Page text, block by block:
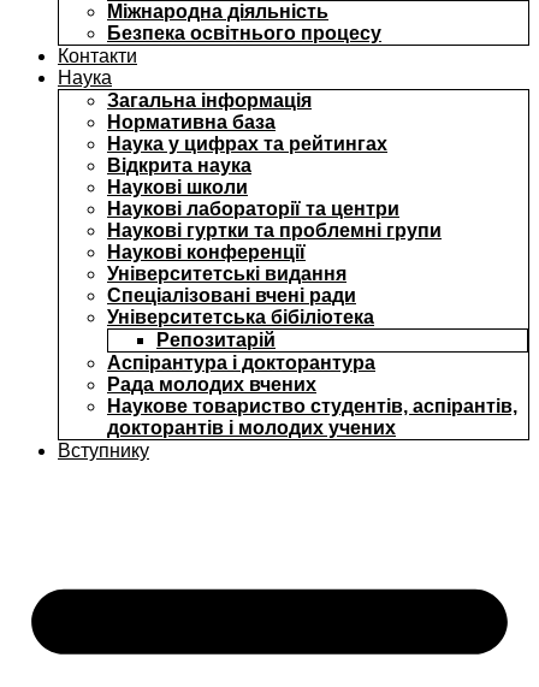
Міжнародна діяльність
Безпека освітнього процесу
Контакти
Наука
Загальна інформація
Нормативна база
Наука у цифрах та рейтингах
Відкрита наука
Наукові школи
Наукові лабораторії та центри
Наукові гуртки та проблемні групи
Наукові конференції
Університетські видання
Спеціалізовані вчені ради
Університетська бібіліотека
Репозитарій
Аспірантура і докторантура
Рада молодих вчених
Наукове товариство студентів, аспірантів,
докторантів і молодих учених
Вступнику